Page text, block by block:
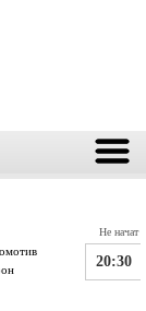
20:30
Не начат